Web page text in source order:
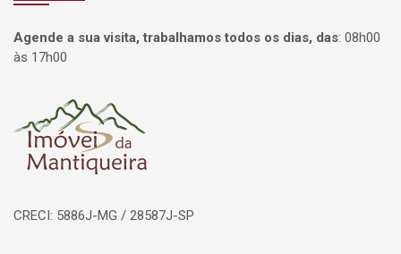
Agende a sua visita, trabalhamos todos os dias, das: 08h00
às 17h00
Página inicial
CRECI: 5886J-MG / 28587J-SP